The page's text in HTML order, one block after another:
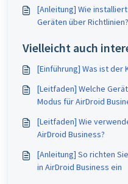
[Anleitung] Wie
Geräten über Richtlinien?
Vielleicht auch
[Einführung] Was ist der
[Leitfaden] Welche
Modus für AirDroid
[Leitfaden] Wie
AirDroid Business?
[Anleitung] So richten
in AirDroid Business ein